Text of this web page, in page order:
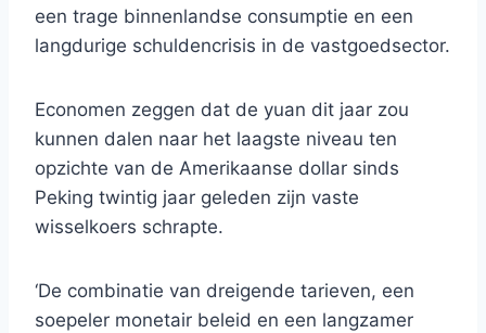
een trage binnenlandse consumptie en een
langdurige schuldencrisis in de vastgoedsector.
Economen zeggen dat de yuan dit jaar zou
kunnen dalen naar het laagste niveau ten
opzichte van de Amerikaanse dollar sinds
Peking twintig jaar geleden zijn vaste
wisselkoers schrapte.
‘De combinatie van dreigende tarieven, een
soepeler monetair beleid en een langzamer